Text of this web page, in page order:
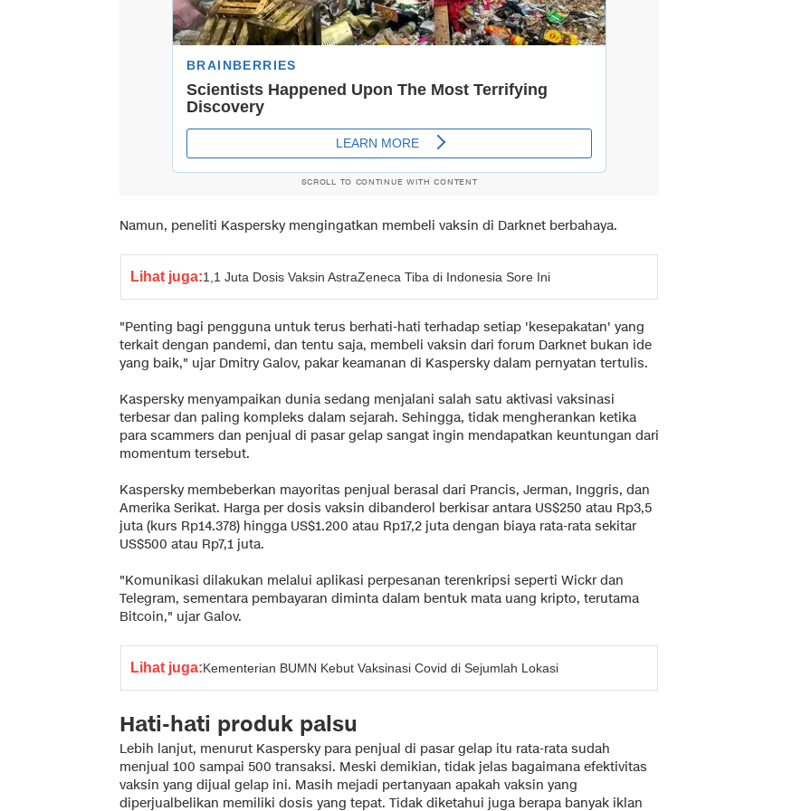
SCROLL TO CONTINUE WITH CONTENT
Namun, peneliti Kaspersky mengingatkan membeli vaksin di Darknet berbahaya.
Lihat juga:1,1 Juta Dosis Vaksin AstraZeneca Tiba di Indonesia Sore Ini
"Penting bagi pengguna untuk terus berhati-hati terhadap setiap 'kesepakatan' yang
terkait dengan pandemi, dan tentu saja, membeli vaksin dari forum Darknet bukan ide
yang baik," ujar Dmitry Galov, pakar keamanan di Kaspersky dalam pernyatan tertulis.
Kaspersky menyampaikan dunia sedang menjalani salah satu aktivasi vaksinasi
terbesar dan paling kompleks dalam sejarah. Sehingga, tidak mengherankan ketika
para scammers dan penjual di pasar gelap sangat ingin mendapatkan keuntungan dari
momentum tersebut.
Kaspersky membeberkan mayoritas penjual berasal dari Prancis, Jerman, Inggris, dan
Amerika Serikat. Harga per dosis vaksin dibanderol berkisar antara US$250 atau Rp3,5
juta (kurs Rp14.378) hingga US$1.200 atau Rp17,2 juta dengan biaya rata-rata sekitar
US$500 atau Rp7,1 juta.
"Komunikasi dilakukan melalui aplikasi perpesanan terenkripsi seperti Wickr dan
Telegram, sementara pembayaran diminta dalam bentuk mata uang kripto, terutama
Bitcoin," ujar Galov.
Lihat juga:Kementerian BUMN Kebut Vaksinasi Covid di Sejumlah Lokasi
Hati-hati produk palsu
Lebih lanjut, menurut Kaspersky para penjual di pasar gelap itu rata-rata sudah
menjual 100 sampai 500 transaksi. Meski demikian, tidak jelas bagaimana efektivitas
vaksin yang dijual gelap ini. Masih mejadi pertanyaan apakah vaksin yang
diperjualbelikan memiliki dosis yang tepat. Tidak diketahui juga berapa banyak iklan